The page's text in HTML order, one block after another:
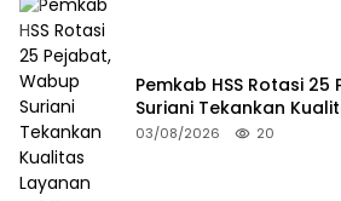
Pemkab HSS Rotasi
Suriani Tekankan
03/08/2026 20